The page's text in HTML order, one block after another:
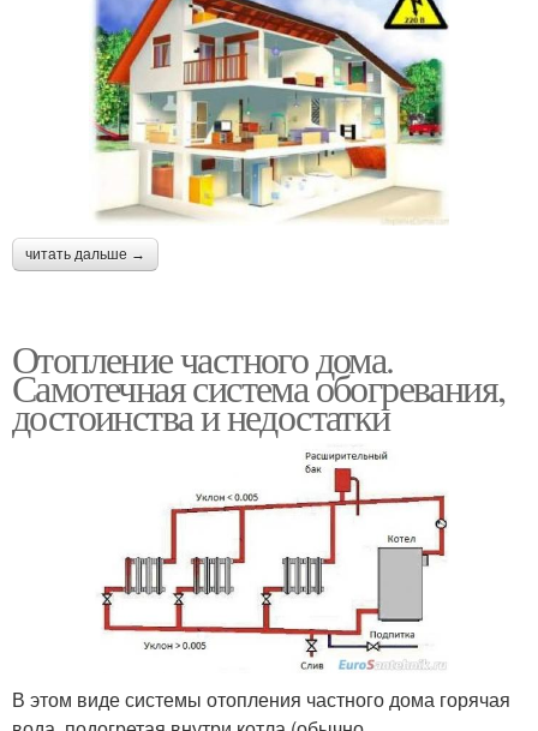
читать дальше →
Отопление частного дома.
Самотечная система обогревания,
достоинства и недостатки
В этом виде системы отопления частного дома горячая